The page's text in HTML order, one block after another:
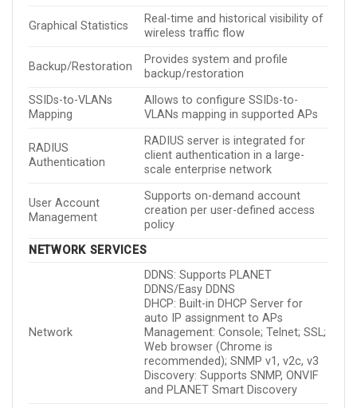
Graphical Statistics
Real-time and historical visibility of
wireless traffic flow
Backup/Restoration
Provides system and profile
backup/restoration
SSIDs-to-VLANs
Mapping
Allows to configure SSIDs-to-
VLANs mapping in supported APs
RADIUS
Authentication
RADIUS server is integrated for
client authentication in a large-
scale enterprise network
User Account
Management
Supports on-demand account
creation per user-defined access
policy
NETWORK SERVICES
Network
DDNS: Supports PLANET
DDNS/Easy DDNS
DHCP: Built-in DHCP Server for
auto IP assignment to APs
Management: Console; Telnet; SSL;
Web browser (Chrome is
recommended); SNMP v1, v2c, v3
Discovery: Supports SNMP, ONVIF
and PLANET Smart Discovery